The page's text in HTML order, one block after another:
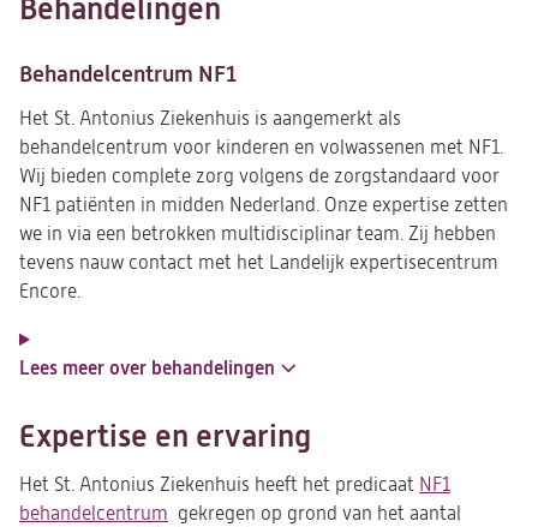
Behandelingen
Behandelcentrum NF1
Het St. Antonius Ziekenhuis is aangemerkt als
behandelcentrum voor kinderen en volwassenen met NF1.
Wij bieden complete zorg volgens de zorgstandaard voor
NF1 patiënten in midden Nederland. Onze expertise zetten
we in via een betrokken multidisciplinar team. Zij hebben
tevens nauw contact met het Landelijk expertisecentrum
Encore.
Lees meer over behandelingen
Expertise en ervaring
Het St. Antonius Ziekenhuis heeft het predicaat NF1
behandelcentrum (opent
gekregen op grond van het aantal